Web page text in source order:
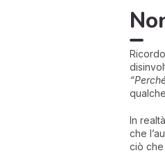
In
che
ciò che